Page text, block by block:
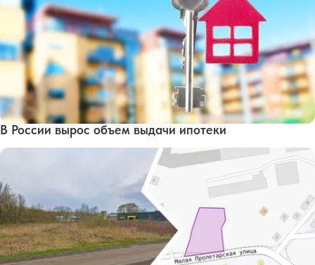
В России вырос объем выдачи ипотеки